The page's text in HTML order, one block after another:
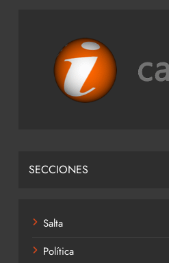
SECCIONES
Salta
Política